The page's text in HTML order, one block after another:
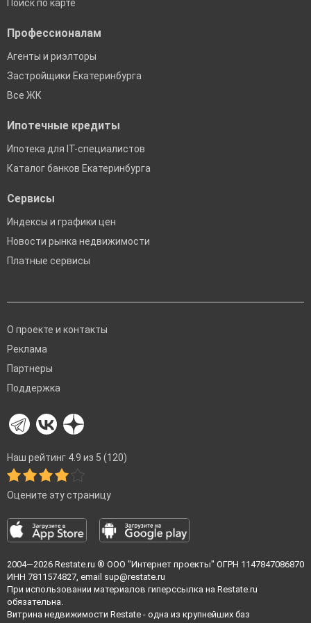
Поиск по карте
Профессионалам
Агенты и риэлторы
Застройщики Екатеринбурга
Все ЖК
Ипотечные кредиты
Ипотека для IT-специалистов
Каталог банков Екатеринбурга
Сервисы
Индексы и графики цен
Новости рынка недвижимости
Платные сервисы
О проекте и контакты
Реклама
Партнеры
Поддержка
Наш рейтинг 4.9 из 5 (120)
Оцените эту страницу
2004—2026 Restate.ru ® ООО "Интернет проекты" ОГРН 1147847086870
ИНН 7811574827, email sup@restate.ru
При использовании материалов гиперссылка на Restate.ru
обязательна.
Витрина недвижимости Restate - одна из крупнейших баз